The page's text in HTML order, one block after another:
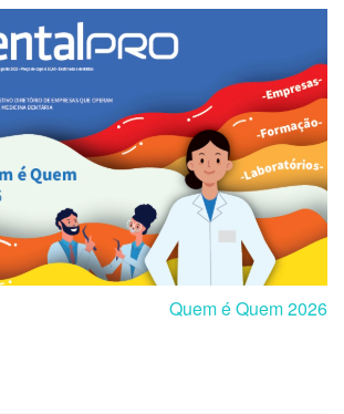
Quem é Quem 2026